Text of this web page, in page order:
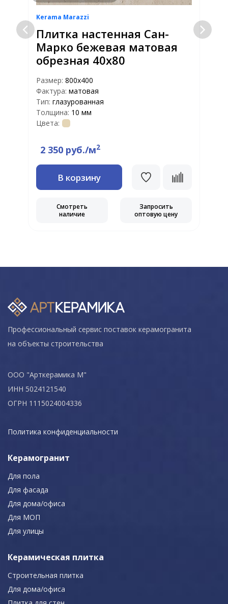
Kerama Marazzi
Плитка настенная Сан-
Марко бежевая матовая
обрезная 40х80
Размер: 800х400
Фактура: матовая
Тип: глазурованная
Толщина: 10 мм
Цвета:
2 350 руб./м2
В корзину
Смотреть
наличие
Запросить
оптовую цену
Профессиональный сервис поставок керамогранита
на объекты строительства
ООО "Арткерамика М"
ИНН 5024121540
ОГРН 1115024004336
Политика конфиденциальности
Керамогранит
Для пола
Для фасада
Для дома/офиса
Для МОП
Для улицы
Керамическая плитка
Строительная плитка
Для дома/офиса